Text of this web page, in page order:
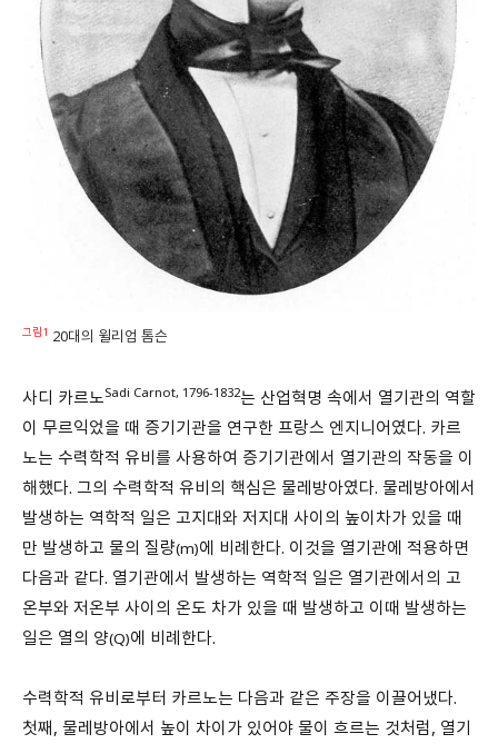
그림1 20대의 윌리엄 톰슨
사디 카르노Sadi Carnot, 1796-1832는 산업혁명 속에서 열기관의 역할
이 무르익었을 때 증기기관을 연구한 프랑스 엔지니어였다. 카르
노는 수력학적 유비를 사용하여 증기기관에서 열기관의 작동을 이
해했다. 그의 수력학적 유비의 핵심은 물레방아였다. 물레방아에서
발생하는 역학적 일은 고지대와 저지대 사이의 높이차가 있을 때
만 발생하고 물의 질량(m)에 비례한다. 이것을 열기관에 적용하면
다음과 같다. 열기관에서 발생하는 역학적 일은 열기관에서의 고
온부와 저온부 사이의 온도 차가 있을 때 발생하고 이때 발생하는
일은 열의 양(Q)에 비례한다.
수력학적 유비로부터 카르노는 다음과 같은 주장을 이끌어냈다.
첫째, 물레방아에서 높이 차이가 있어야 물이 흐르는 것처럼, 열기